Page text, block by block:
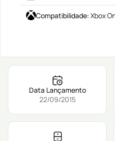
Compatibilidade: Xbox
Data Lançamento
22/09/2015